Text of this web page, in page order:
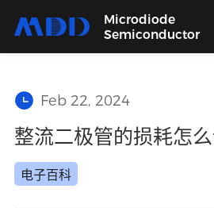
Microdiode
Semiconductor
应用
Feb 22, 2024
整流二极管的损耗怎么
电子百科